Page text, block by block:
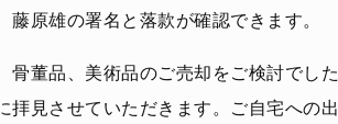
原雄の署名と落款が確認できます。
董品、美術品のご売却をご検討でした
拝見させていただきます。ご自宅への出